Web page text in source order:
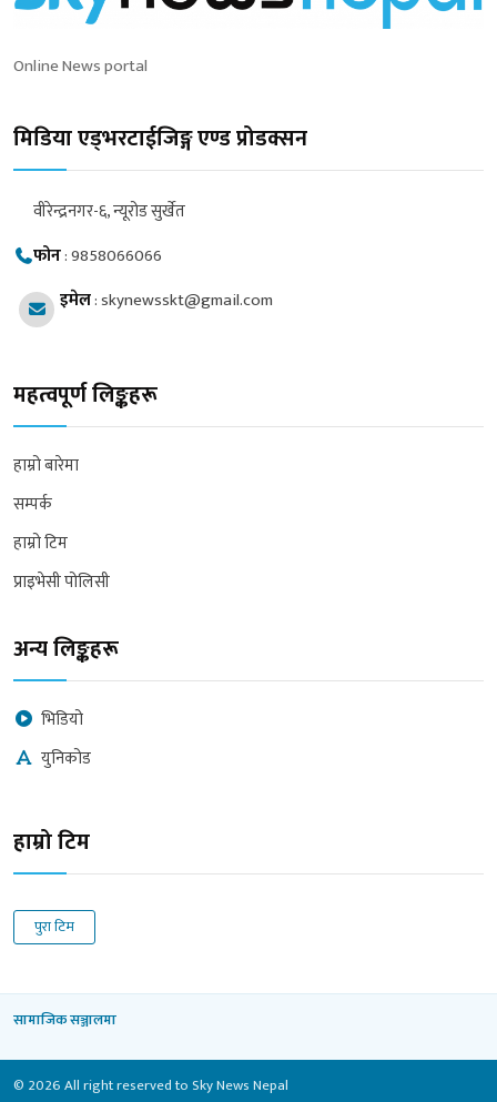
Online News portal
मिडिया एड्भरटाईजिङ्ग एण्ड प्रोडक्सन
वीरेन्द्रनगर-६, न्यूरोड सुर्खेत
फोन:9858066066
इमेल:skynewsskt@gmail.com
महत्वपूर्ण लिङ्कहरू
हाम्रो बारेमा
सम्पर्क
हाम्रो टिम
प्राइभेसी पोलिसी
अन्य लिङ्कहरू
भिडियो
युनिकोड
हाम्रो टिम
पुरा टिम
सामाजिक सञ्जालमा
© 2026 All right reserved to Sky News Nepal